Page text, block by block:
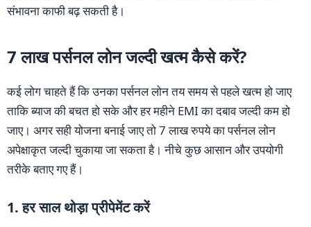
संभावना काफी बढ़ सकती है।
7 लाख पर्सनल लोन जल्दी खत्म कैसे करें?
कई लोग चाहते हैं कि उनका पर्सनल लोन तय समय से पहले खत्म हो जाए
ताकि ब्याज की बचत हो सके और हर महीने EMI का दबाव जल्दी कम हो
जाए। अगर सही योजना बनाई जाए तो 7 लाख रुपये का पर्सनल लोन
अपेक्षाकृत जल्दी चुकाया जा सकता है। नीचे कुछ आसान और उपयोगी
तरीके बताए गए हैं।
1. हर साल थोड़ा प्रीपेमेंट करें